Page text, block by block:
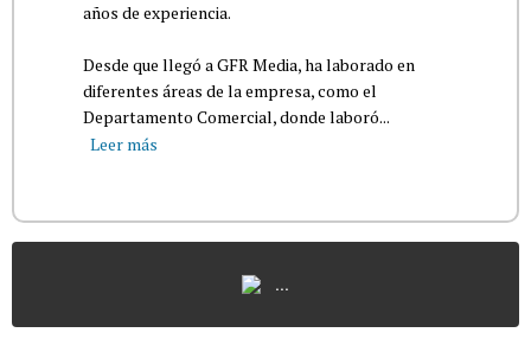
años de experiencia.
Desde que llegó a GFR Media, ha laborado en
diferentes áreas de la empresa, como el
Departamento Comercial, donde laboró...
Leer más
...